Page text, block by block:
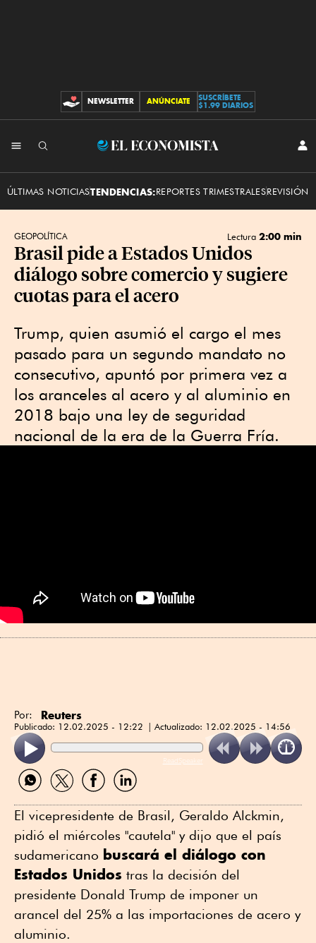
CONTRIBUCIONES
NEWSLETTER ANÚNCIATE
SUSCRÍBETE
$1.99 DIARIOS
El
ÚLTIMAS NOTICIASTENDENCIAS:REPORTES TRIMESTRALESREVISIÓN
GEOPOLÍTICA Lectura 2:00 min
Brasil pide a Estados Unidos
diálogo sobre comercio y sugiere
cuotas para el acero
Trump, quien asumió el cargo el mes
pasado para un segundo mandato no
consecutivo, apuntó por primera vez a
los aranceles al acero y al aluminio en
2018 bajo una ley de seguridad
nacional de la era de la Guerra Fría.
Por: Reuters
Publicado: 12.02.2025 - 12:22 Actualizado: 12.02.2025 - 14:56
ReadSpeaker
Compartir
por
Compartir
por
Compartir
por
Compartir
por
El vicepresidente de Brasil, Geraldo Alckmin,
pidió el miércoles "cautela" y dijo que el país
sudamericano buscará el diálogo con
Estados Unidos tras la decisión del
presidente Donald Trump de imponer un
arancel del 25% a las importaciones de acero y
aluminio.